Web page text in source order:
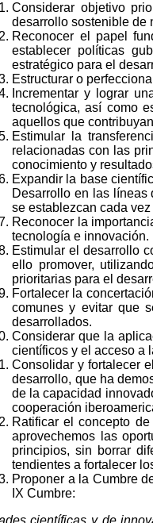
Considerar objetivo
desarrollo sostenible de
Reconocer el papel
establecer políticas
estratégico para el
Estructurar o
Incrementar y lograr
tecnológica, así como
aquellos que
Estimular la
relacionadas con las
conocimiento y
Expandir la base
Desarrollo en las líneas
se establezcan cada
Reconocer la
tecnología e innovación.
Estimular el desarrollo
ello promover,
prioritarias para el
Fortalecer la
comunes y evitar que
desarrollados.
Considerar que la
científicos y el acceso a
Consolidar y fortalecer
desarrollo, que ha
de la capacidad
cooperación
Ratificar el concepto
aprovechemos las
principios, sin borrar
tendientes a fortalecer
Proponer a la Cumbre
IX Cumbre: